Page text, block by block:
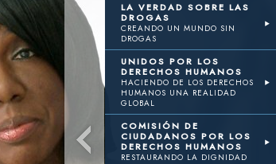
LA VERDAD SOBRE LAS
DROGAS
CREANDO UN MUNDO SIN
DROGAS
UNIDOS POR LOS
DERECHOS HUMANOS
HACIENDO DE LOS DERECHOS
HUMANOS UNA REALIDAD
GLOBAL
COMISIÓN DE
CIUDADANOS POR LOS
DERECHOS HUMANOS
RESTAURANDO LA DIGNIDAD